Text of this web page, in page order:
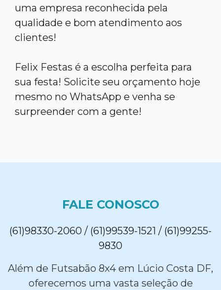
uma empresa reconhecida pela
qualidade e bom atendimento aos
clientes!
Felix Festas é a escolha perfeita para
sua festa! Solicite seu orçamento hoje
mesmo no WhatsApp e venha se
surpreender com a gente!
FALE CONOSCO
(61)98330-2060 / (61)99539-1521 / (61)99255-
9830
Além de Futsabão 8x4 em Lúcio Costa DF,
oferecemos uma vasta seleção de